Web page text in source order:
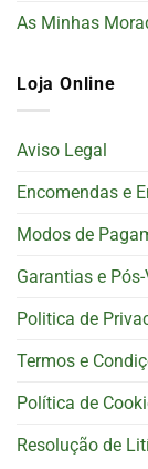
As Minhas
Loja Online
Aviso Legal
Encomendas e
Modos de
Garantias e
Politica de
Termos e
Política de
Resolução de